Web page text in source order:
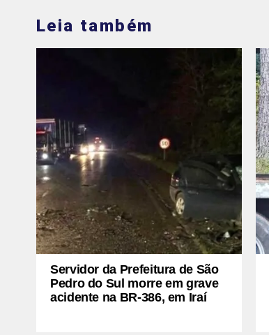
Leia também
Servidor da Prefeitura de São
Pedro do Sul morre em grave
acidente na BR-386, em Iraí